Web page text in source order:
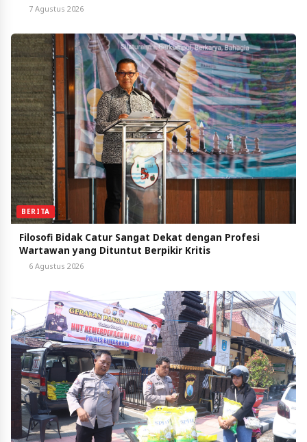
7 Agustus 2026
BERITA
Filosofi Bidak Catur Sangat Dekat dengan Profesi
Wartawan yang Dituntut Berpikir Kritis
6 Agustus 2026